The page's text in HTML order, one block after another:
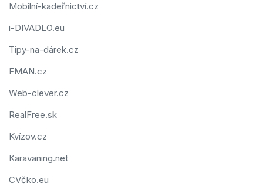
Mobilní-kadeřnictví.cz
i-DIVADLO.eu
Tipy-na-dárek.cz
FMAN.cz
Web-clever.cz
RealFree.sk
Kvízov.cz
Karavaning.net
CVčko.eu